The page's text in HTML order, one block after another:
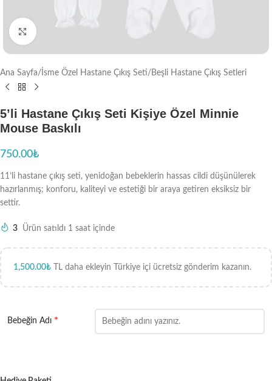
Ana Sayfa/ İsme Özel Hastane Çıkış Seti/ Beşli Hastane Çıkış Setleri
5’li Hastane Çıkış Seti Kişiye Özel Minnie
Mouse Baskılı
750.00₺
11’li hastane çıkış seti, yenidoğan bebeklerin hassas cildi düşünülerek
hazırlanmış; konforu, kaliteyi ve estetiği bir araya getiren eksiksiz bir
settir.
3 Ürün satıldı 1 saat içinde
1,500.00₺ TL daha ekleyin Türkiye içi ücretsiz gönderim kazanın.
Bebeğin Adı *